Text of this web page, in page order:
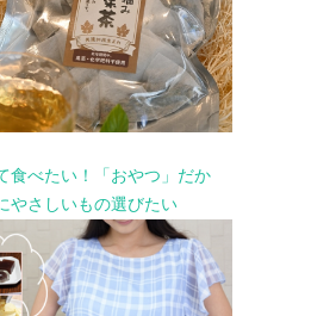
食べたい！「おやつ」だか
やさしいもの選びたい